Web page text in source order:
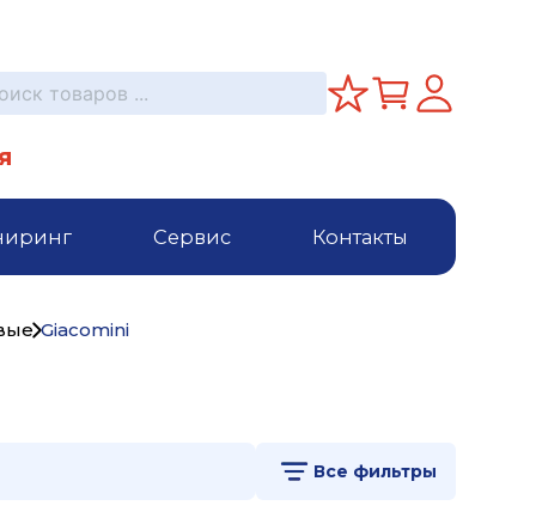
Сервис Контакты
Giacomini
Все фильтры